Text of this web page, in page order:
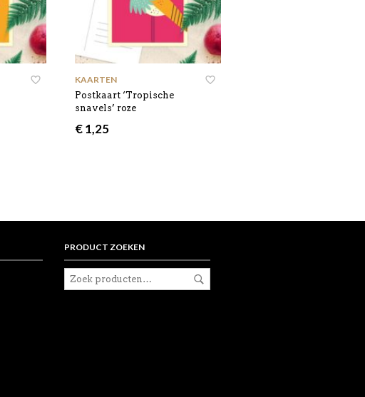
KAARTEN
Postkaart ‘Tropische
snavels’ roze
€1,25
PRODUCT ZOEKEN